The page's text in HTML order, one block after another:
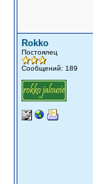
Rokko
Постоялец
Сообщений: 189